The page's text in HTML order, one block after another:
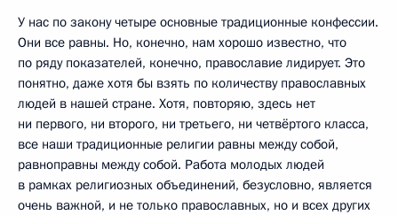
У нас по закону четыре основные традиционные конфессии.
Они все равны. Но, конечно, нам хорошо известно, что
по ряду показателей, конечно, православие лидирует. Это
понятно, даже хотя бы взять по количеству православных
людей в нашей стране. Хотя, повторяю, здесь нет
ни первого, ни второго, ни третьего, ни четвёртого класса,
все наши традиционные религии равны между собой,
равноправны между собой. Работа молодых людей
в рамках религиозных объединений, безусловно, является
очень важной, и не только православных, но и всех других